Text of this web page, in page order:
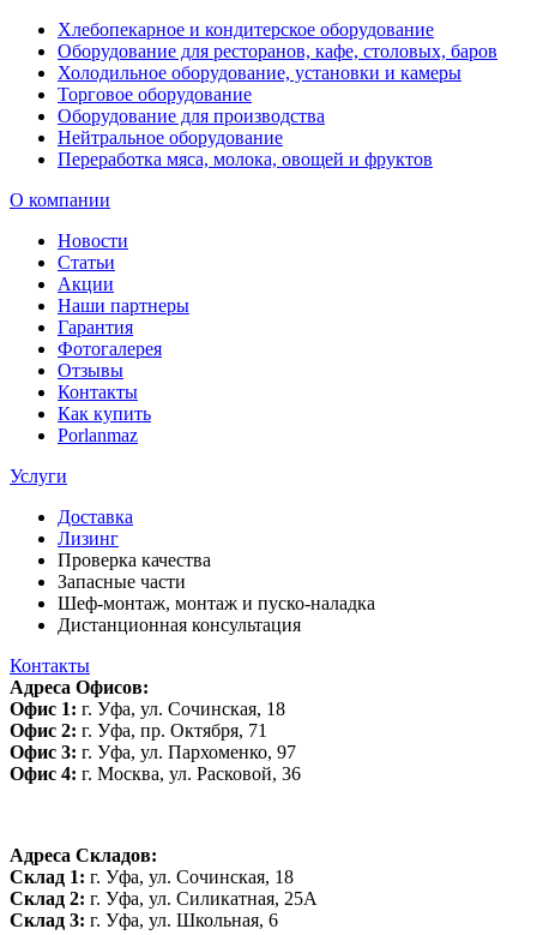
Хлебопекарное и кондитерское оборудование
Оборудование для ресторанов, кафе, столовых, баров
Холодильное оборудование, установки и камеры
Торговое оборудование
Оборудование для производства
Нейтральное оборудование
Переработка мяса, молока, овощей и фруктов
О компании
Новости
Статьи
Акции
Наши партнеры
Гарантия
Фотогалерея
Отзывы
Контакты
Как купить
Porlanmaz
Услуги
Доставка
Лизинг
Проверка качества
Запасные части
Шеф-монтаж, монтаж и пуско-наладка
Дистанционная консультация
Контакты
Адреса Офисов:
Офис 1: г. Уфа, ул. Сочинская, 18
Офис 2: г. Уфа, пр. Октября, 71
Офис 3: г. Уфа, ул. Пархоменко, 97
Офис 4: г. Москва, ул. Расковой, 36
Адреса Складов:
Склад 1: г. Уфа, ул. Сочинская, 18
Склад 2: г. Уфа, ул. Силикатная, 25А
Склад 3: г. Уфа, ул. Школьная, 6